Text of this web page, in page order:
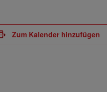
Zum Kalender hinzufügen